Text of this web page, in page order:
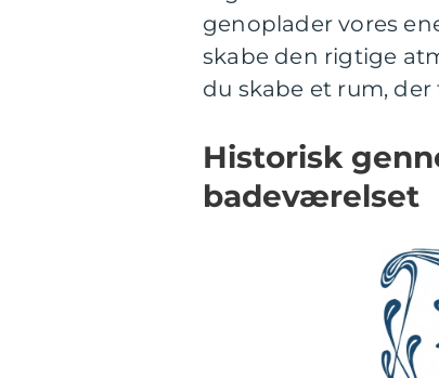
genoplader vores
skabe den rigtige
du skabe et rum,
Historisk
badeværelset